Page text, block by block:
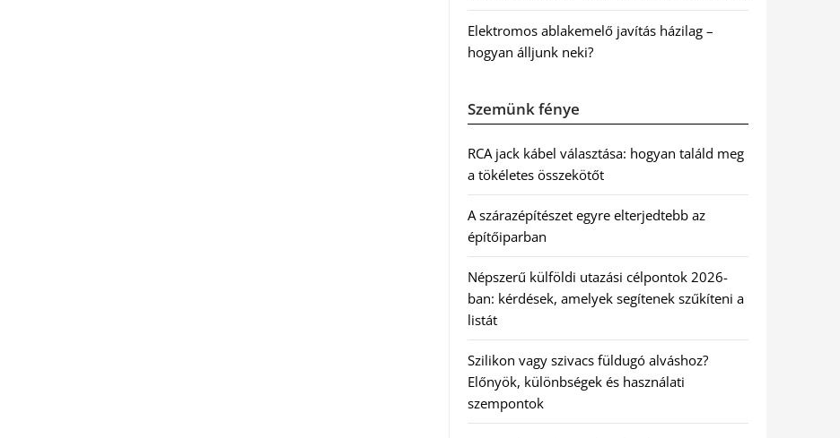
Elektromos ablakemelő javítás házilag –
hogyan álljunk neki?
Szemünk fénye
RCA jack kábel választása: hogyan találd meg
a tökéletes összekötőt
A szárazépítészet egyre elterjedtebb az
építőiparban
Népszerű külföldi utazási célpontok 2026-
ban: kérdések, amelyek segítenek szűkíteni a
listát
Szilikon vagy szivacs füldugó alváshoz?
Előnyök, különbségek és használati
szempontok